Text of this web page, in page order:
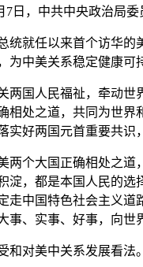
7日，中共中央政治局
就任以来首个访华的
为中美关系稳定健康可
国人民福祉，牵动世
相处之道，共同为世
实好两国元首重要共识
个大国正确相处之道
淀，都是本国人民的
走中国特色社会主义
事、实事、好事，向世
对美中关系发展看法